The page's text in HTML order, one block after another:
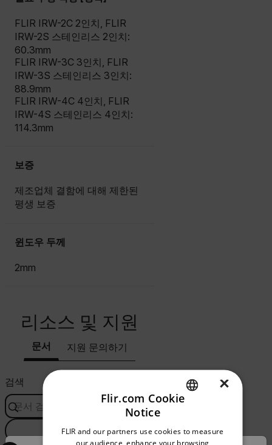
FLIR IRW-2C 2인치, FLIR
IRW-2S 스테인리스 2인치:
60.3mm
FLIR IRW-3C 3인치, FLIR
IRW-3S 스테인리스 3인치:
88.9mm
FLIR IRW-4C 4인치, FLIR
IRW-4S 스테인리스 4인치:
114.3mm
보증
제조업체 결함에 대해 제한된
평생 보증
윈도우 두께
2mm
리소스 및 지원
문서 지원 문의하기
검색
필터
Select your preferred country and language from the
GERMAN
×
Flir.com Cookie
Notice
FLIR and our partners use cookies to measure
our audience, enhance your browsing